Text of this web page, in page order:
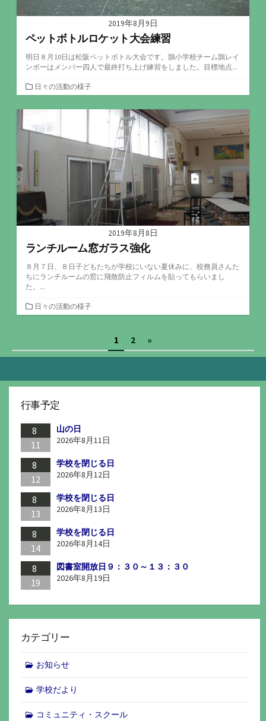
2019年8月9日
ペットボトルロケット大会練習
明日８月10日は松阪ペットボトル大会です。鵲小学校チーム鵲レイ
ンボーはメンバー四人で最終打ち上げ練習をしました。目標地点...
カ
テ
ゴ
ー
日々の活動の様子
2019年8月8日
ランチルーム窓ガラス強化
８月７日、８日子どもたちが学校にいない夏休みに、校務員さんた
ちにランチルームの窓に飛散防止フィルムを貼ってもらいまし
た。...
カ
テ
ー
日々の活動の様子
稿
ー
送
り
1 2 »
行事予定
8
11
山の日
2026年8月11日
8
12
学校を閉じる日
2026年8月12日
8
13
学校を閉じる日
2026年8月13日
8
14
学校を閉じる日
2026年8月14日
8
19
図書室開放日９：３０～１３：３０
2026年8月19日
カテゴリー
お知らせ
学校だより
コミュニティ・スクール